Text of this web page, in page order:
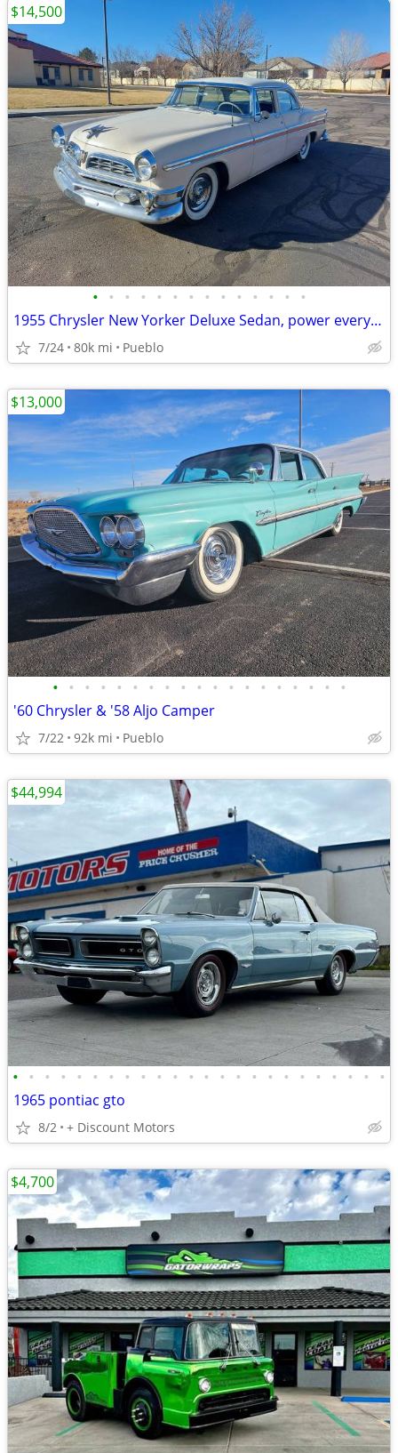
• • • • • • • • • • • • • •
1955 Chrysler New Yorker Deluxe Sedan, power everything
7/24 80k mi Pueblo
$14,500
• • • • • • • • • • • • • • • • • • •
'60 Chrysler & '58 Aljo Camper
7/22 92k mi Pueblo
$13,000
• • • • • • • • • • • • • • • • • • • • • • • •
1965 pontiac gto
8/2 + Discount Motors
$44,994
$4,700